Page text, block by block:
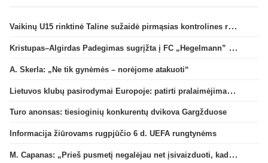
Vaikinų U15 rinktinė Taline sužaidė pirmąsias kontrolines rungtynes
Kristupas–Algirdas Padegimas sugrįžta į FC „Hegelmann” B sudėtį
A. Skerla: „Ne tik gynėmės – norėjome atakuoti“
Lietuvos klubų pasirodymai Europoje: patirti pralaimėjimai Kroatijos atstovams
Turo anonsas: tiesioginių konkurentų dvikova Gargžduose
Informacija žiūrovams rugpjūčio 6 d. UEFA rungtynėms
M. Capanas: „Prieš pusmetį negalėjau net įsivaizduoti, kad žaisime prieš „Hajduk“